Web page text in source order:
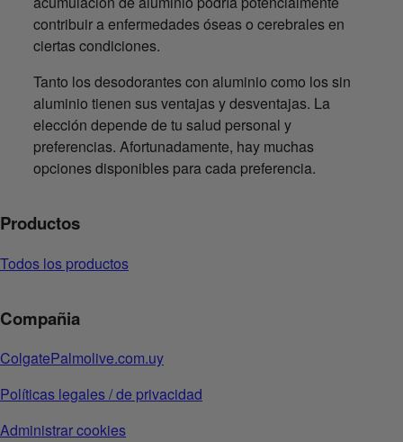
contribuir a enfermedades óseas o cerebrales en
ciertas condiciones.
Tanto los desodorantes con aluminio como los sin
aluminio tienen sus ventajas y desventajas. La
elección depende de tu salud personal y
preferencias. Afortunadamente, hay muchas
opciones disponibles para cada preferencia.
Productos
Todos los productos
Compañia
ColgatePalmolive.com.uy
Políticas legales / de privacidad
Administrar cookies